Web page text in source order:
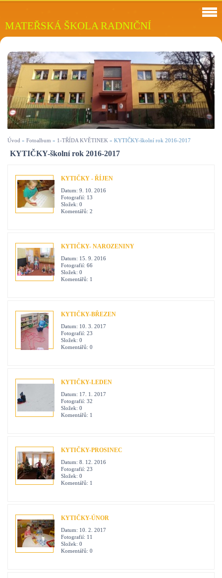
MATEŘSKÁ ŠKOLA RADNIČNÍ
Úvod » Fotoalbum » 1-TŘÍDA KVĚTINEK » KYTIČKY-školní rok 2016-2017
KYTIČKY-školní rok 2016-2017
KYTIČKY - ŘÍJEN
Datum: 9. 10. 2016
Fotografií: 13
Složek: 0
Komentářů: 2
KYTIČKY- NAROZENINY
Datum: 15. 9. 2016
Fotografií: 66
Složek: 0
Komentářů: 1
KYTIČKY-BŘEZEN
Datum: 10. 3. 2017
Fotografií: 23
Složek: 0
Komentářů: 0
KYTIČKY-LEDEN
Datum: 17. 1. 2017
Fotografií: 32
Složek: 0
Komentářů: 1
KYTIČKY-PROSINEC
Datum: 8. 12. 2016
Fotografií: 23
Složek: 0
Komentářů: 1
KYTIČKY-ÚNOR
Datum: 10. 2. 2017
Fotografií: 11
Složek: 0
Komentářů: 0